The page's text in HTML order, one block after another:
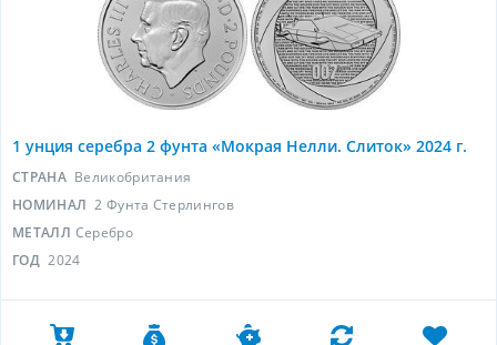
1 унция серебра 2 фунта «Мокрая Нелли. Слиток» 2024 г.
СТРАНА Великобритания
НОМИНАЛ 2 Фунта Стерлингов
МЕТАЛЛ Серебро
ГОД 2024